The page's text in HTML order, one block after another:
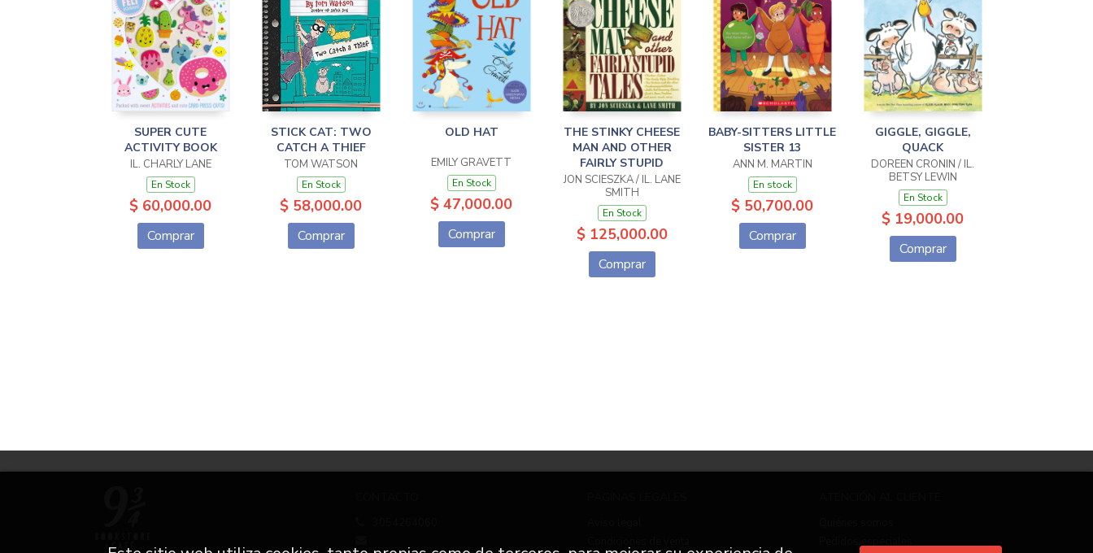
SUPER CUTE
ACTIVITY BOOK
IL. CHARLY LANE
En Stock
$ 60,000.00
Comprar
STICK CAT: TWO
CATCH A THIEF
TOM WATSON
En Stock
$ 58,000.00
Comprar
OLD HAT
EMILY GRAVETT
En Stock
$ 47,000.00
Comprar
THE STINKY CHEESE
MAN AND OTHER
FAIRLY STUPID
JON SCIESZKA / IL. LANE
SMITH
En Stock
$ 125,000.00
Comprar
BABY-SITTERS LITTLE
SISTER 13
ANN M. MARTIN
En stock
$ 50,700.00
Comprar
GIGGLE, GIGGLE,
QUACK
DOREEN CRONIN / IL.
BETSY LEWIN
En Stock
$ 19,000.00
Comprar